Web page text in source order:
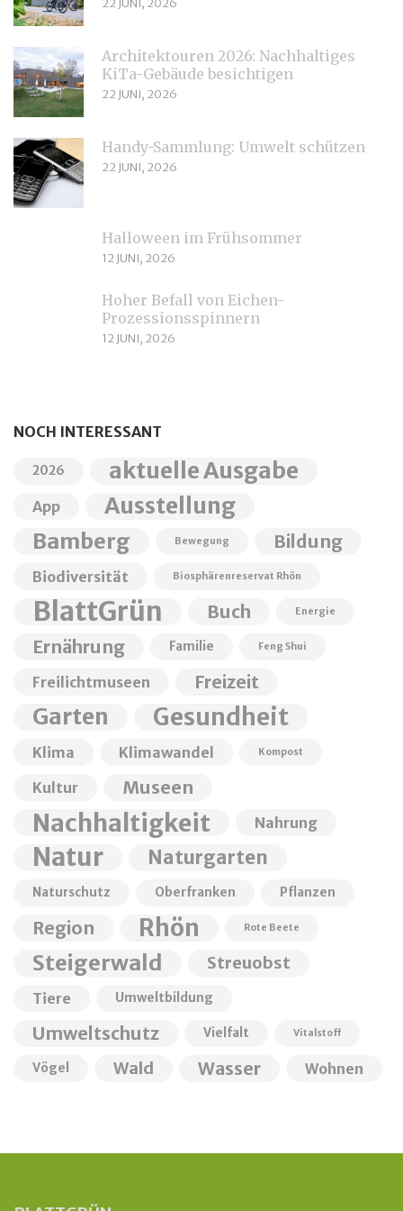
22 JUNI, 2026
Architektouren 2026: Nachhaltiges
KiTa-Gebäude besichtigen
22 JUNI, 2026
Handy-Sammlung: Umwelt schützen
22 JUNI, 2026
Halloween im Frühsommer
12 JUNI, 2026
Hoher Befall von Eichen-
Prozessionsspinnern
12 JUNI, 2026
NOCH INTERESSANT
2026 aktuelle Ausgabe
App Ausstellung
Bamberg Bewegung Bildung
Biodiversität Biosphärenreservat Rhön
BlattGrün Buch Energie
Ernährung Familie Feng Shui
Freilichtmuseen Freizeit
Garten Gesundheit
Klima Klimawandel Kompost
Kultur Museen
Nachhaltigkeit Nahrung
Natur Naturgarten
Naturschutz Oberfranken Pflanzen
Region Rhön Rote Beete
Steigerwald Streuobst
Tiere Umweltbildung
Umweltschutz Vielfalt Vitalstoff
Vögel Wald Wasser Wohnen